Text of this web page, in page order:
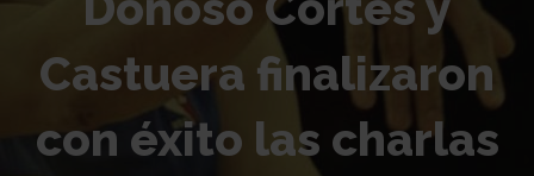
Castuera finalizaron
con éxito las charlas